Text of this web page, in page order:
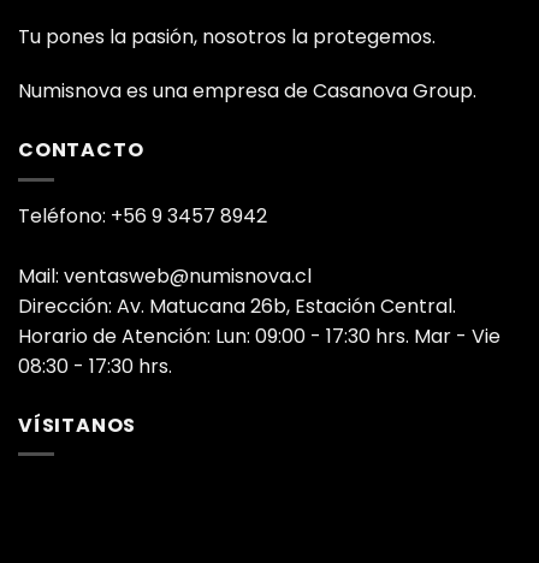
Tu pones la pasión, nosotros la protegemos.
Numisnova es una empresa de Casanova Group.
CONTACTO
Teléfono: +56 9 3457 8942
Mail: ventasweb@numisnova.cl
Dirección: Av. Matucana 26b, Estación Central.
Horario de Atención: Lun: 09:00 - 17:30 hrs. Mar - Vie
08:30 - 17:30 hrs.
VÍSITANOS